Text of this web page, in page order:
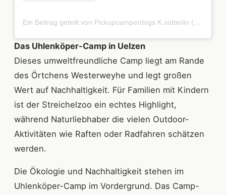
Ein Beitrag geteilt von Pickupcamperdogs K.sütterlin (@pickupcamperdogs)
Das Uhlenköper-Camp in Uelzen
Dieses umweltfreundliche Camp liegt am Rande
des Örtchens Westerweyhe und legt großen
Wert auf Nachhaltigkeit. Für Familien mit Kindern
ist der Streichelzoo ein echtes Highlight,
während Naturliebhaber die vielen Outdoor-
Aktivitäten wie Raften oder Radfahren schätzen
werden.
Die Ökologie und Nachhaltigkeit stehen im
Uhlenköper-Camp im Vordergrund. Das Camp-